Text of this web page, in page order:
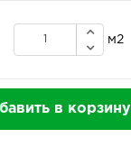
м2
в корзину